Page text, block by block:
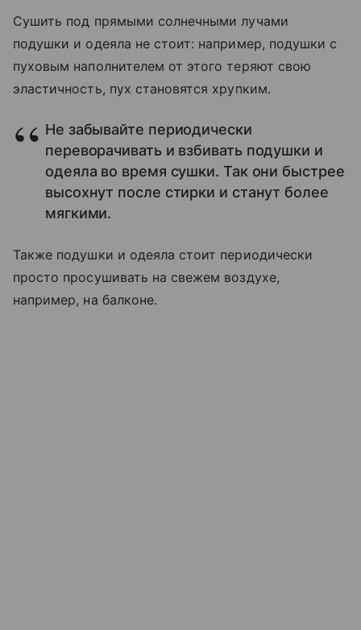
Сушить под прямыми солнечными лучами
подушки и одеяла не стоит: например, подушки с
пуховым наполнителем от этого теряют свою
эластичность, пух становятся хрупким.
Не забывайте периодически
переворачивать и взбивать подушки и
одеяла во время сушки. Так они быстрее
высохнут после стирки и станут более
мягкими.
Также подушки и одеяла стоит периодически
просто просушивать на свежем воздухе,
например, на балконе.